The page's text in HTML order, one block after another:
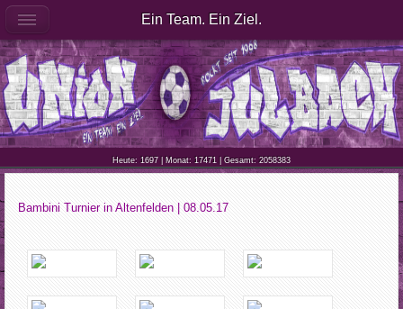
Heute: 1697 | Monat: 17471 | Gesamt: 2058383
Bambini Turnier in Altenfelden | 08.05.17
Ein Team. Ein Ziel.